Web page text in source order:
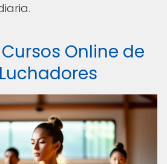
Online de